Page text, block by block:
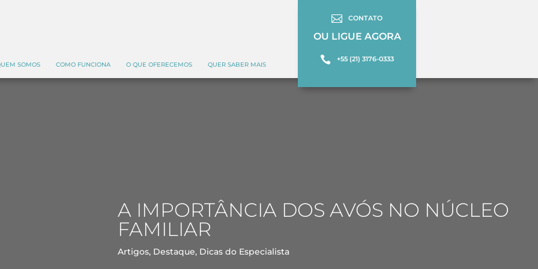
SOMOS COMO FUNCIONA O QUE OFERECEMOS QUER SABER MAIS
 CONTATO
OU LIGUE AGORA
 +55 (21) 3176-0333
A IMPORTÂNCIA DOS AVÓS NO NÚCLEO
FAMILIAR
Artigos, Destaque, Dicas do Especialista